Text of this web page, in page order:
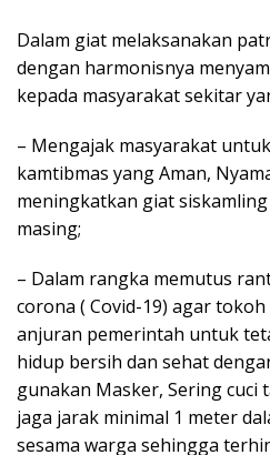
Dalam giat melaksanakan
dengan harmonisnya
kepada masyarakat sekitar
– Mengajak masyarakat
kamtibmas yang Aman,
meningkatkan giat
masing;
– Dalam rangka memutus
corona ( Covid-19) agar
anjuran pemerintah untuk
hidup bersih dan sehat
gunakan Masker, Sering cuci
jaga jarak minimal 1 meter
sesama warga sehingga